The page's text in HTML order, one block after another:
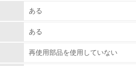
資源・エネルギー
ある
ある
再使用部品を使用していない